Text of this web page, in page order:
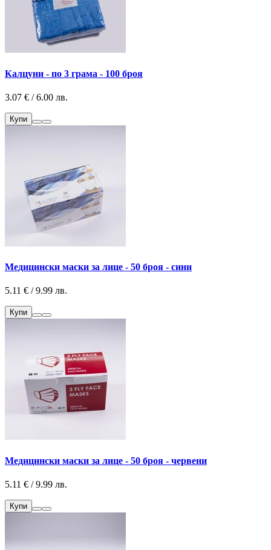
Калцуни - по 3 грама - 100 броя
3.07 € / 6.00 лв.
Купи
Медицински маски за лице - 50 броя - сини
5.11 € / 9.99 лв.
Купи
Медицински маски за лице - 50 броя - червени
5.11 € / 9.99 лв.
Купи